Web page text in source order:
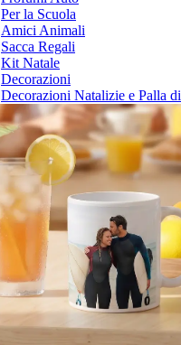
Per la Scuola
Amici Animali
Sacca Regali
Kit Natale
Decorazioni
Decorazioni Natalizie e Palla